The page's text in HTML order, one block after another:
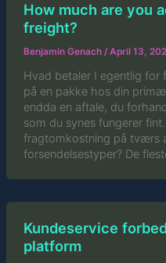
How much are you
freight?
Benjamin Genach / April 13,
Hvad betaler I egentlig for
på en pakke hos din
endda en aftale, du
som du synes fungerer
fragtomkostning på tværs
forsendelsestyper? De
Kundeservice
platform